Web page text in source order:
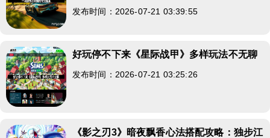
发布时间：2026-07-21 03:39:55
好玩停不下来《星际战甲》多样玩法不无聊
发布时间：2026-07-21 03:25:26
《影之刃3》暗夜飘香心法搭配攻略：独步江